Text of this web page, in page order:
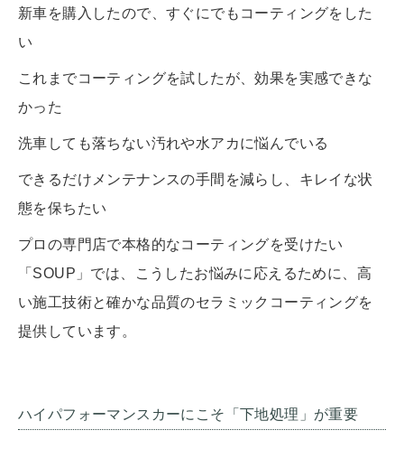
新車を購入したので、すぐにでもコーティングをした
い
これまでコーティングを試したが、効果を実感できな
かった
洗車しても落ちない汚れや水アカに悩んでいる
できるだけメンテナンスの手間を減らし、キレイな状
態を保ちたい
プロの専門店で本格的なコーティングを受けたい
「SOUP」では、こうしたお悩みに応えるために、高
い施工技術と確かな品質のセラミックコーティングを
提供しています。
ハイパフォーマンスカーにこそ「下地処理」が重要